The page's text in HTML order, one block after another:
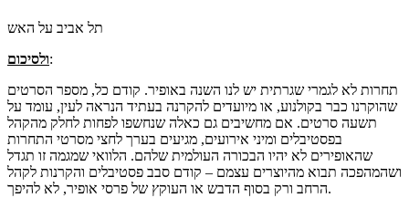
תל אביב על האש
ולסיכום:
תחרות לא לגמרי שגרתית יש לנו השנה באופיר. קודם כל, מספר הסרטים
שהוקרנו כבר בקולנוע, או מיועדים להקרנה בעתיד הנראה לעין, עומד על
תשעה סרטים. אם מחשיבים גם כאלה שנחשפו לפחות לחלק מהקהל
בפסטיבלים ומיני אירועים, מגיעים בערך לחצי מסרטי התחרות
שהאופירים לא יהיו הבכורה העולמית שלהם. הלוואי שמגמה זו תגדל
ושהמהפכה תבוא מהיוצרים עצמם – קודם סבב פסטיבלים והקרנות לקהל
הרחב ורק בסוף הדבש או העוקץ של פרסי אופיר, לא להיפך.